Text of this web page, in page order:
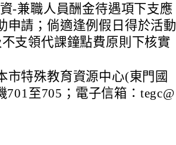
-兼職人員酬金待遇項下支應
申請；倘適逢例假日得於活動
支領代課鐘點費原則下核實
市特殊教育資源中心(東門國
至705；電子信箱：tegc@